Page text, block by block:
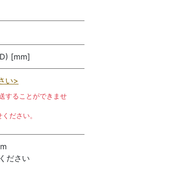
[mm]
い>
することができませ
ださい。
ださい